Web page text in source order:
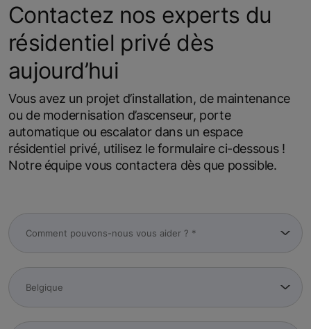
Contactez nos experts du
résidentiel privé dès
aujourd’hui
Vous avez un projet d’installation, de maintenance
ou de modernisation d’ascenseur, porte
automatique ou escalator dans un espace
résidentiel privé, utilisez le formulaire ci-dessous !
Notre équipe vous contactera dès que possible.